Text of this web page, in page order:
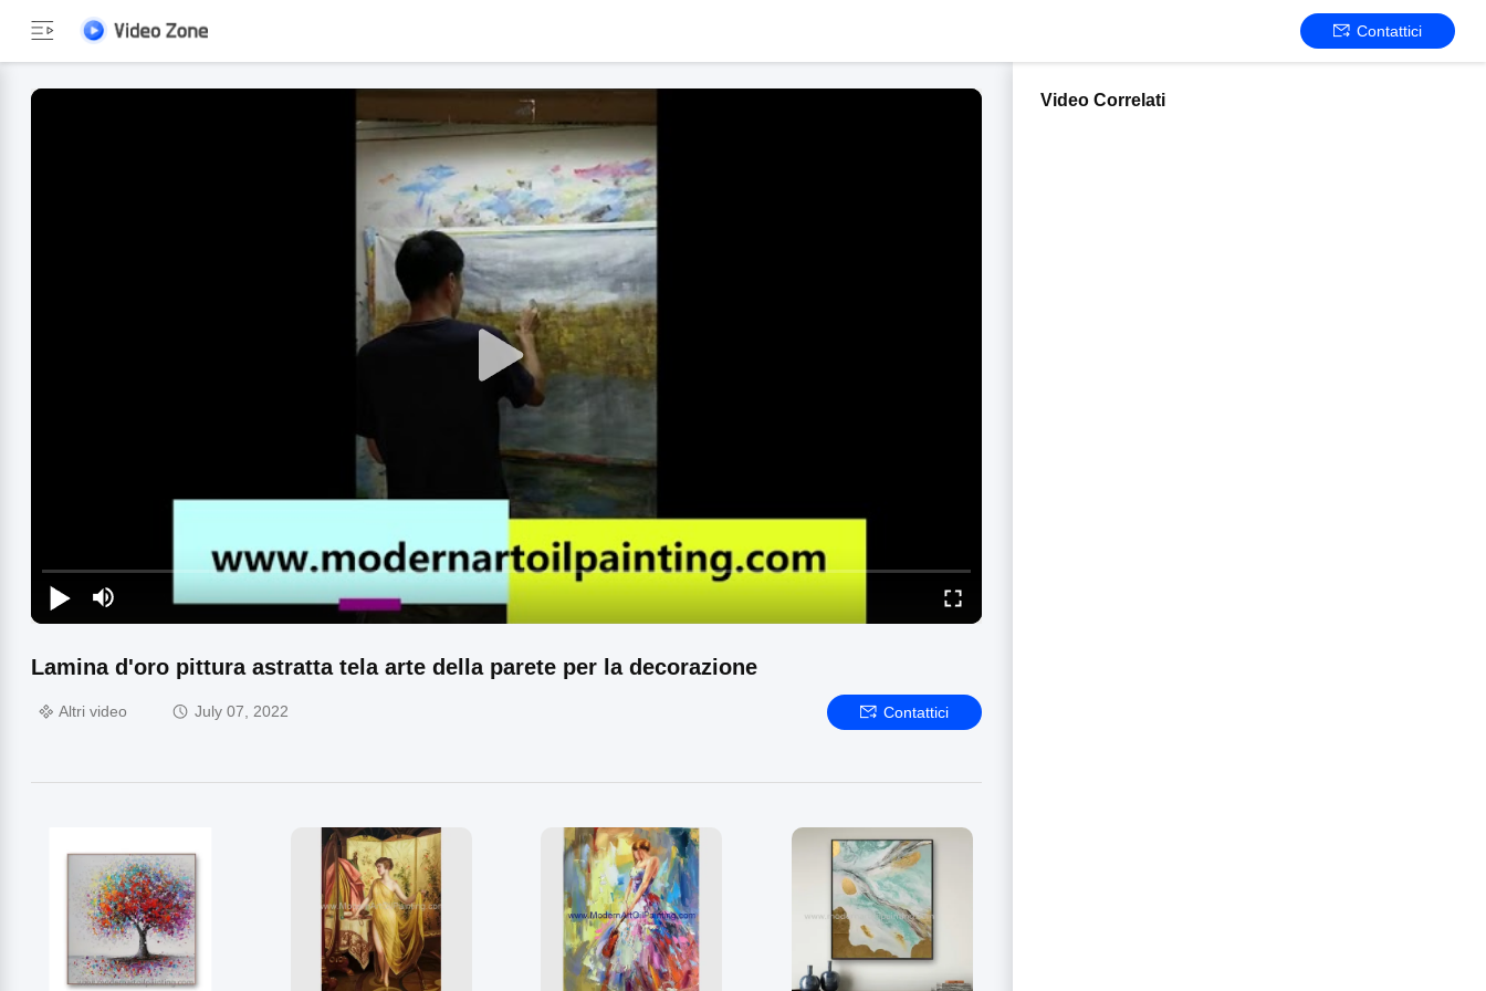
Contattici
Lamina d'oro pittura astratta tela arte della parete per la decorazione
Altri video July 07, 2022 Contattici
Video Correlati